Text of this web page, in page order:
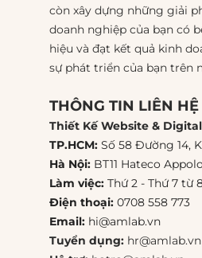
còn xây dựng những giải
doanh nghiệp của bạn có
hiệu và đạt kết quả kinh
sự phát triển của bạn trên
THÔNG TIN LIÊN HỆ
Thiết Kế Website &
TP.HCM: Số 58 Đường 14,
Hà Nội: BT11 Hateco
Làm việc: Thứ 2 - Thứ 7 từ
Điện thoại: 0708 558 773
Email: hi@amlab.vn
Tuyển dụng: hr@amlab.vn